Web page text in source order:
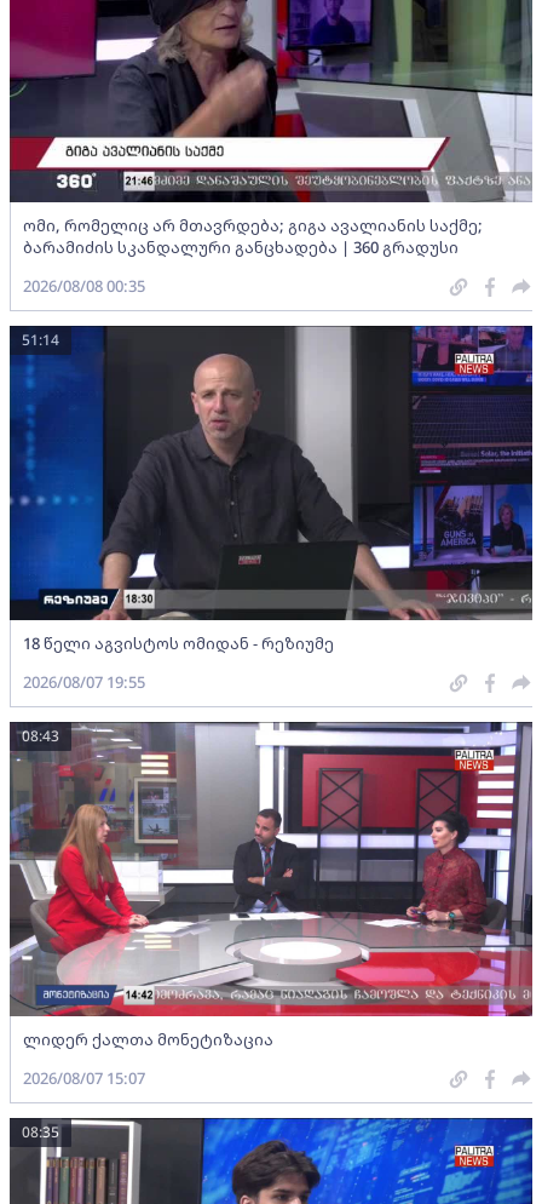
ომი, რომელიც არ მთავრდება; გიგა ავალიანის საქმე;
ბარამიძის სკანდალური განცხადება | 360 გრადუსი
2026/08/08 00:35
18 წელი აგვისტოს ომიდან - რეზიუმე
51:14
2026/08/07 19:55
ლიდერ ქალთა მონეტიზაცია
08:43
2026/08/07 15:07
08:35